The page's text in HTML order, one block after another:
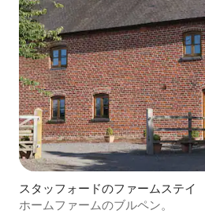
スタッフォードのファームステイ
ホームファームのブルペン。